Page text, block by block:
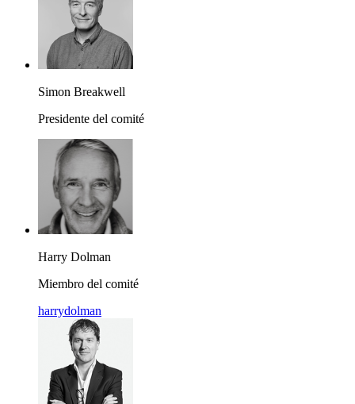
Simon Breakwell
Presidente del comité
Harry Dolman
Miembro del comité
harrydolman